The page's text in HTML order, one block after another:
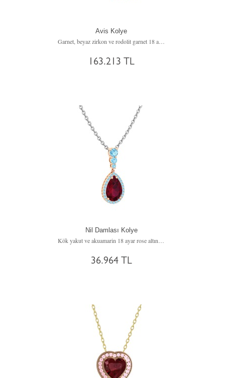
Avis Kolye
Garnet, beyaz zirkon ve rodolit garnet 18 ayar rose altın kolye (40 cm beyaz altın rolo zincir)
163.213 TL
Nil Damlası Kolye
36.964 TL